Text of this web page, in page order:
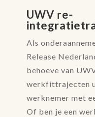
UWV re-
Als
Release
behoeve van
werkfittrajecten
werknemer met
Of ben je een